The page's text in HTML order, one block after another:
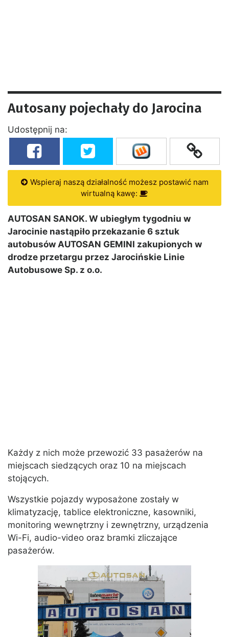
Autosany pojechały do Jarocina
Udostępnij na:
Wspieraj naszą działalność możesz postawić nam
wirtualną kawę:
AUTOSAN SANOK. W ubiegłym tygodniu w
Jarocinie nastąpiło przekazanie 6 sztuk
autobusów AUTOSAN GEMINI zakupionych w
drodze przetargu przez Jarocińskie Linie
Autobusowe Sp. z o.o.
Każdy z nich może przewozić 33 pasażerów na
miejscach siedzących oraz 10 na miejscach
stojących.
Wszystkie pojazdy wyposażone zostały w
klimatyzację, tablice elektroniczne, kasowniki,
monitoring wewnętrzny i zewnętrzny, urządzenia
Wi-Fi, audio-video oraz bramki zliczające
pasażerów.